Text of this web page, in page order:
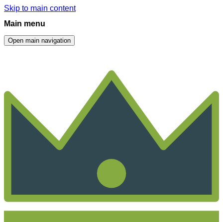
Skip to main content
Main menu
Open main navigation